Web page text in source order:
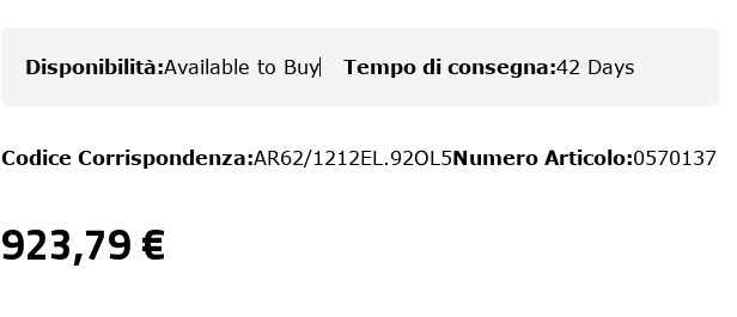
Disponibilità:Available to Buy Tempo di consegna:42 Days
Codice Corrispondenza:AR62/1212EL.92OL5Numero Articolo:0570137
923,79 €